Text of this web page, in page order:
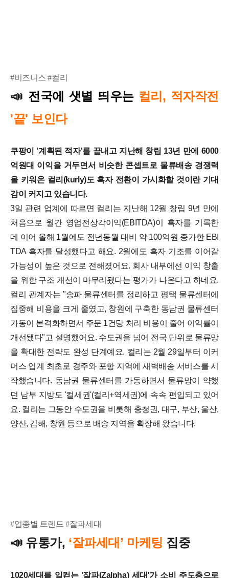
#비즈니스 #컬리
📣 전국에 샛별 띄우는컬리, 적자작전
'끝' 보인다
쿠팡이 '계획된 적자'를 끝내고 지난해 창립 13년 만에 6000
억원대 이익을 거두면서 비슷한 콘셉트로 물류배송 경쟁력
을 키워온 컬리(kurly)도 흑자 전환이 가시화할 것이란 기대
감이 커지고 있습니다.
3일 관련 업계에 따르면 컬리는 지난해 12월 창립 9년 만에
처음으로 월간 영업전상각이익(EBITDA)이 흑자를 기록한
데 이어 올해 1월에도 전년동월 대비 약 100억원 증가한 EBI
TDA 흑자를 달성했다고 해요. 2월에도 흑자 기조를 이어갈
가능성이 높은 것으로 전해졌어요. 회사 내부에선 이익 창출
을 위한 구조 개선이 마무리됐다는 평가가 나온다고 하네요.
컬리 관계자는 "송파 물류센터를 정리하고 평택 물류센터에
집중해 비용을 크게 줄였고, 창원에 구축한 동남권 물류센터
가동이 본격화하면서 주문 1건당 처리 비용이 줄어 이익률이
개선됐다"고 설명했어요. 수도권을 넘어 전국 단위로 물류망
을 확대한 전략도 완성 단계예요. 컬리는 2월 29일부터 이커
머스 업계 최초로 경주와 포항 지역에 새벽배송 서비스를 시
작했습니다. 동남권 물류센터를 가동하면서 물류망이 약했
던 남부 지방도 '컬세권'(컬리+역세권)에 속속 편입되고 있어
요. 컬리는 그동안 수도권을 비롯해 충청권, 대구, 부산, 울산,
양산, 김해, 창원 등으로 배송 지역을 확장해 왔습니다.
#업종별 트렌드 #잘파세대
📣 유통가, ‘잘파세대’ 마케팅 집중
1020세대를 일컫는 '잘파(Zalpha) 세대'가 소비 주도층으로